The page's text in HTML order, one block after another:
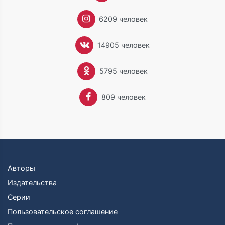
и Лесли Стивена в образах миссис и мистера Рэмзи.
И хотя опыт был успешным, произведение не
избавило писательницу от навязчивых мыслей об
отце. Патриархальный уклад в собственной семье
породил отторжение патриархального уклада в
обществе, что и выразилось в двух эссе Вирджинии,
которые стали классикой феминистской критики:
«Своя комната» (1929) и «Три гинеи» (1938). В
последнем эссе, в частности, она возлагает на
общество, устроенное по законам патриархата, всю
конкуренции. Именно эта система воспитывает
воображения. В этой же системе образования она
видела и корни всех ужасных качеств характера
своего отца.
6209 человек
14905 человек
5795 человек
809 человек
Авторы
Издательства
Серии
Пользовательское соглашение